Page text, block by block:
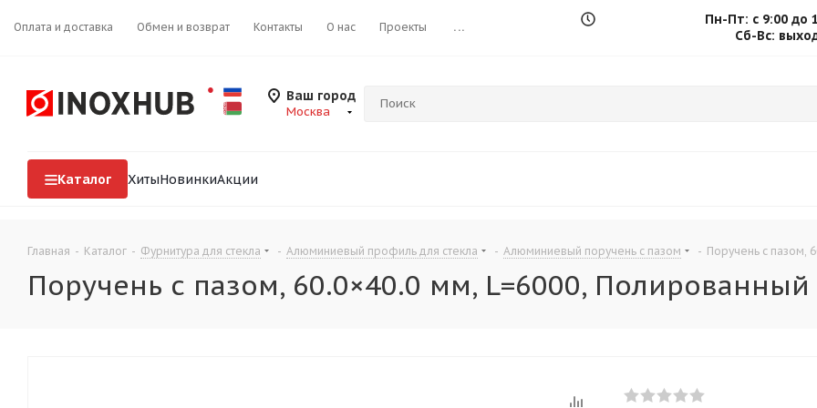
Оплата и доставка Обмен и возврат Контакты О нас Проекты ...
Пн-Пт: с 9:00 до
Сб-Вс:
Ваш город
Москва
Каталог ХитыНовинкиАкции
Главная - Каталог - Фурнитура для стекла - Алюминиевый профиль для стекла - Алюминиевый поручень с пазом - Поручень с пазом,
Поручень с пазом, 60.0×40.0 мм, L=6000,